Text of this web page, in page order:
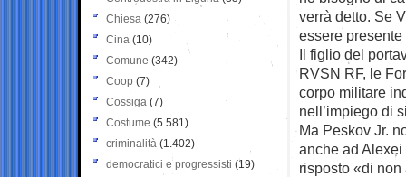
verrà detto. Se
essere
Il figlio del
RVSN RF, le
corpo militare
nell’impiego di
Ma Peskov Jr.
anche ad
risposto «di
Chiesa (276)
Cina (10)
Comune (342)
Coop (7)
Cossiga (7)
Costume (5.581)
criminalità (1.402)
democratici e progressisti (19)